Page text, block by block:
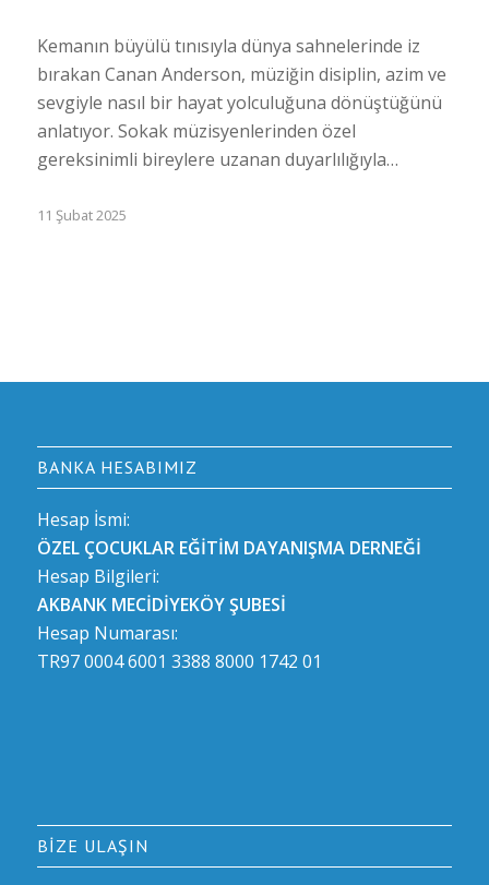
Kemanın büyülü tınısıyla dünya sahnelerinde iz
bırakan Canan Anderson, müziğin disiplin, azim ve
sevgiyle nasıl bir hayat yolculuğuna dönüştüğünü
anlatıyor. Sokak müzisyenlerinden özel
gereksinimli bireylere uzanan duyarlılığıyla…
11 Şubat 2025
BANKA HESABIMIZ
Hesap İsmi:
ÖZEL ÇOCUKLAR EĞİTİM DAYANIŞMA DERNEĞİ
Hesap Bilgileri:
AKBANK MECİDİYEKÖY ŞUBESİ
Hesap Numarası:
TR97 0004 6001 3388 8000 1742 01
BIZE ULAŞIN